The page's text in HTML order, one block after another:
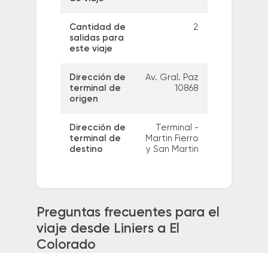
Cantidad de
salidas para
este viaje
2
Dirección de
terminal de
origen
Av. Gral. Paz
10868
Dirección de
terminal de
destino
Terminal -
Martin Fierro
y San Martin
Preguntas frecuentes para el
viaje desde Liniers a El
Colorado